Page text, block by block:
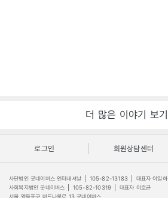
더 많은 이야기 보기
로그인 회원상담센터
사단법인 굿네이버스 인터내셔날 105-82-13183
대표자 이일하
사회복지법인 굿네이버스
105-82-10319
대표자 이호균
서울 영등포구 버드나루로 13 굿네이버스